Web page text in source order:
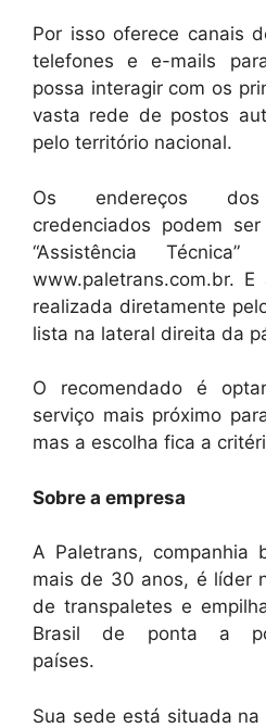
Por isso oferece canais
telefones e e-mails
possa interagir com os
vasta rede de postos
pelo território nacional.
Os endereços dos
credenciados podem
“Assistência
www.paletrans.com.br.
realizada diretamente
lista na lateral direita da
O recomendado é
serviço mais próximo
mas a escolha fica a
Sobre a
A Paletrans, companhia
mais de 30 anos, é líder
de transpaletes e
Brasil de ponta a
países.
Sua sede está situada